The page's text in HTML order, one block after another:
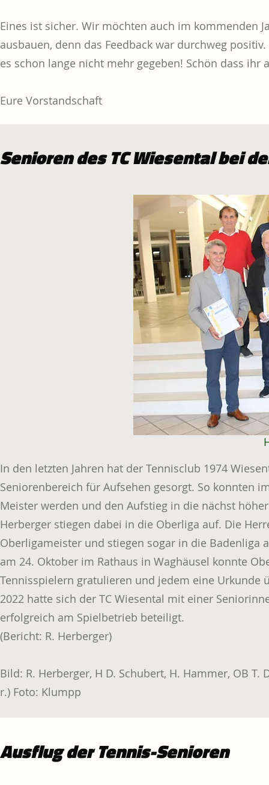
Eines ist sicher. Wir möchten auch im kommenden
ausbauen, denn das Feedback war durchweg
es schon lange nicht mehr gegeben! Schön dass ihr
Eure Vorstandschaft
Senioren des TC Wiesental bei
In den letzten Jahren hat der Tennisclub 1974
Seniorenbereich für Aufsehen gesorgt. So konnten
Meister werden und den Aufstieg in die nächst
Herberger stiegen dabei in die Oberliga auf. Die
Oberligameister und stiegen sogar in die Badenliga
am 24. Oktober im Rathaus in Waghäusel konnte
Tennisspielern gratulieren und jedem eine Urkunde
2022 hatte sich der TC Wiesental mit einer
erfolgreich am Spielbetrieb beteiligt.
(Bericht: R. Herberger)
Bild: R. Herberger, H D. Schubert, H. Hammer, OB
r.) Foto: Klumpp
Ausflug der Tennis-Senioren